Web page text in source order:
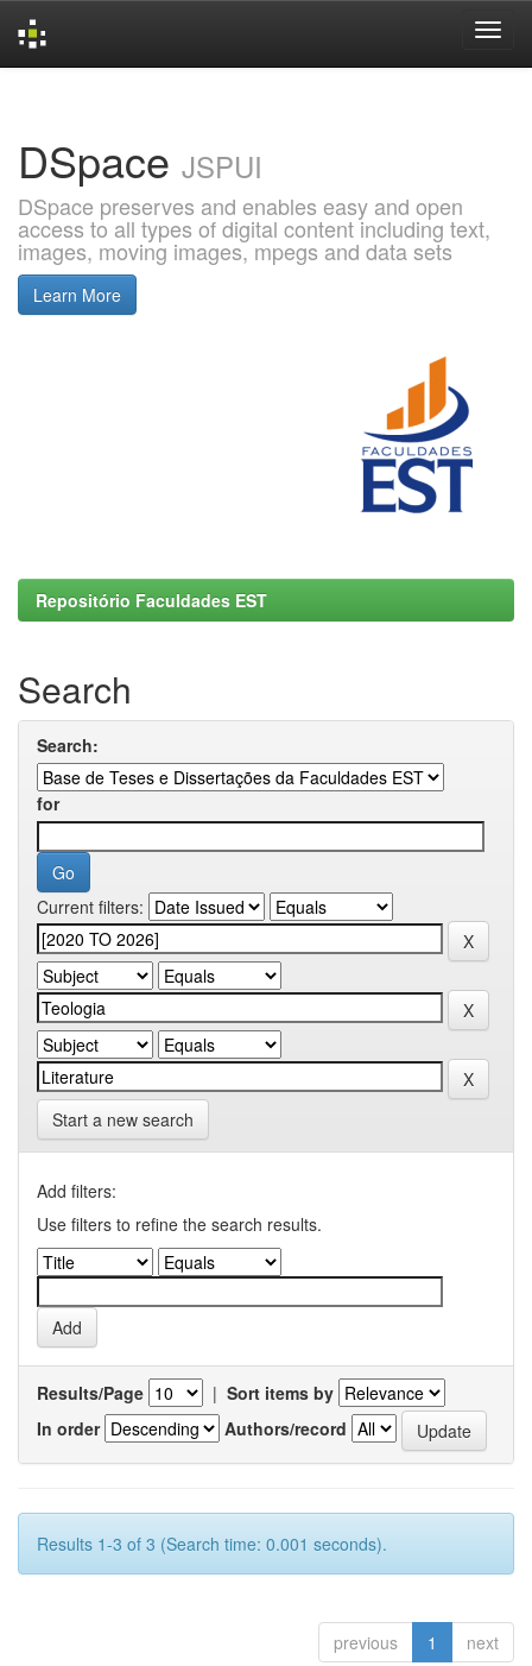
DSpace JSPUI
DSpace preserves and enables easy and open
access to all types of digital content including text,
images, moving images, mpegs and data sets
Learn More
Repositório Faculdades EST
Search
Search:
for
Current filters:
Start a new search
Add filters:
Use filters to refine the search results.
Results/Page | Sort items by
In order
Authors/record
Results 1-3 of 3 (Search time: 0.001 seconds).
previous 1 next